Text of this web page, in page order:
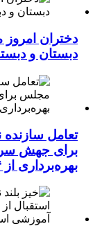
دختران امروز
دبستان و
تعامل
برای جهش
بهره‌برداری از ۴۵۴ کلاس درس تا مهرماه